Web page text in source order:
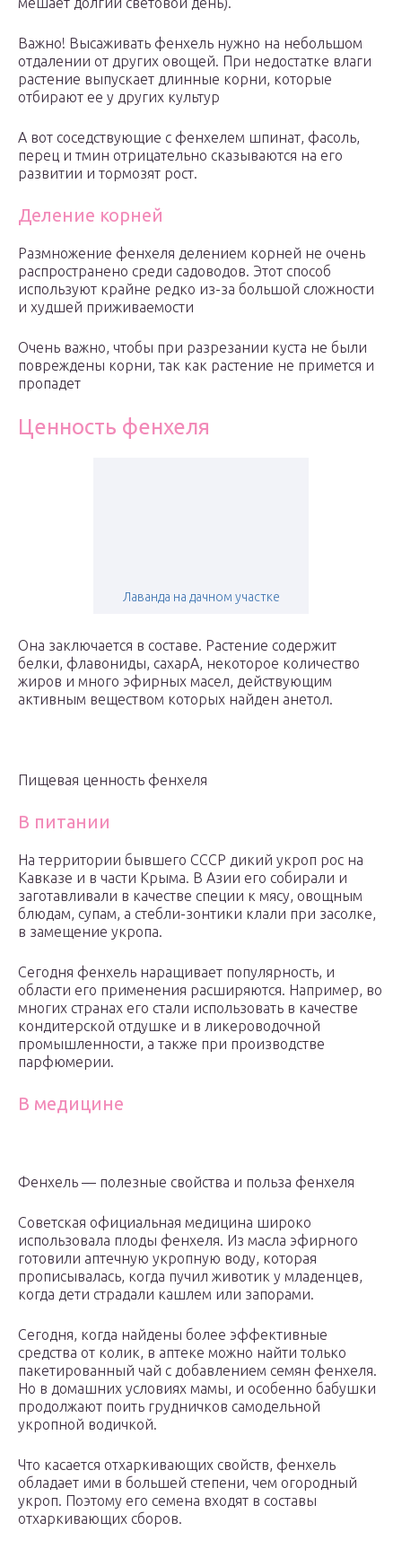
Важно! Высаживать фенхель нужно на небольшом
отдалении от других овощей. При недостатке влаги
растение выпускает длинные корни, которые
отбирают ее у других культур
А вот соседствующие с фенхелем шпинат, фасоль,
перец и тмин отрицательно сказываются на его
развитии и тормозят рост.
Деление корней
Размножение фенхеля делением корней не очень
распространено среди садоводов. Этот способ
используют крайне редко из-за большой сложности
и худшей приживаемости
Очень важно, чтобы при разрезании куста не были
повреждены корни, так как растение не примется и
пропадет
Ценность фенхеля
Лаванда на дачном участке
Она заключается в составе. Растение содержит
белки, флавониды, сахарА, некоторое количество
жиров и много эфирных масел, действующим
активным веществом которых найден анетол.
Пищевая ценность фенхеля
В питании
На территории бывшего СССР дикий укроп рос на
Кавказе и в части Крыма. В Азии его собирали и
заготавливали в качестве специи к мясу, овощным
блюдам, супам, а стебли-зонтики клали при засолке,
в замещение укропа.
Сегодня фенхель наращивает популярность, и
области его применения расширяются. Например, во
многих странах его стали использовать в качестве
кондитерской отдушке и в ликероводочной
промышленности, а также при производстве
парфюмерии.
В медицине
Фенхель — полезные свойства и польза фенхеля
Советская официальная медицина широко
использовала плоды фенхеля. Из масла эфирного
готовили аптечную укропную воду, которая
прописывалась, когда пучил животик у младенцев,
когда дети страдали кашлем или запорами.
Сегодня, когда найдены более эффективные
средства от колик, в аптеке можно найти только
пакетированный чай с добавлением семян фенхеля.
Но в домашних условиях мамы, и особенно бабушки
продолжают поить грудничков самодельной
укропной водичкой.
Что касается отхаркивающих свойств, фенхель
обладает ими в большей степени, чем огородный
укроп. Поэтому его семена входят в составы
отхаркивающих сборов.